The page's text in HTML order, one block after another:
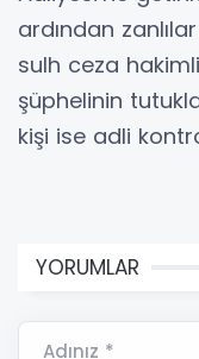
ardından
sulh ceza
şüphelinin
kişi ise adli
YORUMLAR
Adınız *